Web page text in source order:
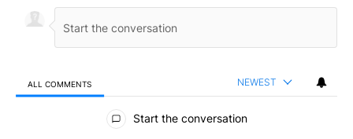
ALL COMMENTS NEWEST
All Comments
Start the conversation